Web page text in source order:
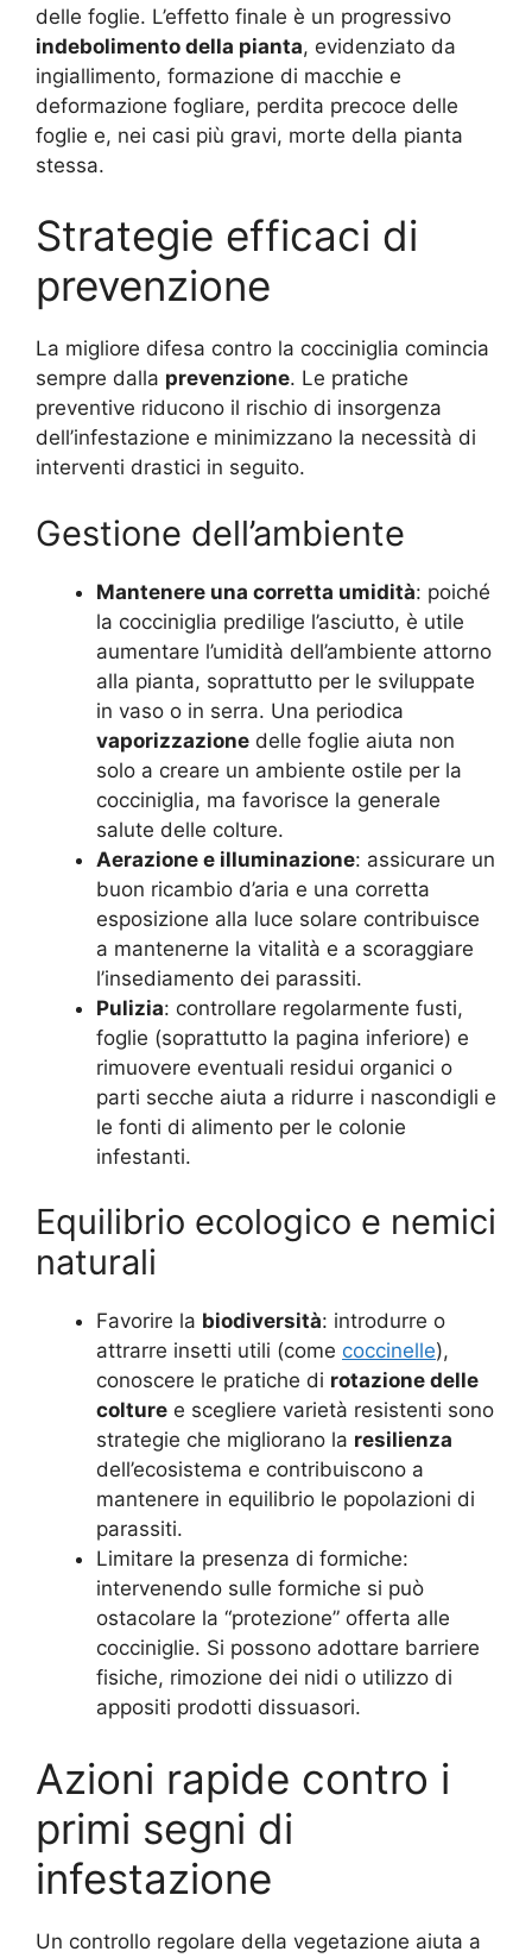
delle foglie. L’effetto finale è un progressivo
indebolimento della pianta, evidenziato da
ingiallimento, formazione di macchie e
deformazione fogliare, perdita precoce delle
foglie e, nei casi più gravi, morte della pianta
stessa.
Strategie efficaci di
prevenzione
La migliore difesa contro la cocciniglia comincia
sempre dalla prevenzione. Le pratiche
preventive riducono il rischio di insorgenza
dell’infestazione e minimizzano la necessità di
interventi drastici in seguito.
Gestione dell’ambiente
Mantenere una corretta umidità: poiché
la cocciniglia predilige l’asciutto, è utile
aumentare l’umidità dell’ambiente attorno
alla pianta, soprattutto per le sviluppate
in vaso o in serra. Una periodica
vaporizzazione delle foglie aiuta non
solo a creare un ambiente ostile per la
cocciniglia, ma favorisce la generale
salute delle colture.
Aerazione e illuminazione: assicurare un
buon ricambio d’aria e una corretta
esposizione alla luce solare contribuisce
a mantenerne la vitalità e a scoraggiare
l’insediamento dei parassiti.
Pulizia: controllare regolarmente fusti,
foglie (soprattutto la pagina inferiore) e
rimuovere eventuali residui organici o
parti secche aiuta a ridurre i nascondigli e
le fonti di alimento per le colonie
infestanti.
Equilibrio ecologico e nemici
naturali
Favorire la biodiversità: introdurre o
attrarre insetti utili (come coccinelle),
conoscere le pratiche di rotazione delle
colture e scegliere varietà resistenti sono
strategie che migliorano la resilienza
dell’ecosistema e contribuiscono a
mantenere in equilibrio le popolazioni di
parassiti.
Limitare la presenza di formiche:
intervenendo sulle formiche si può
ostacolare la “protezione” offerta alle
cocciniglie. Si possono adottare barriere
fisiche, rimozione dei nidi o utilizzo di
appositi prodotti dissuasori.
Azioni rapide contro i
primi segni di
infestazione
Un controllo regolare della vegetazione aiuta a